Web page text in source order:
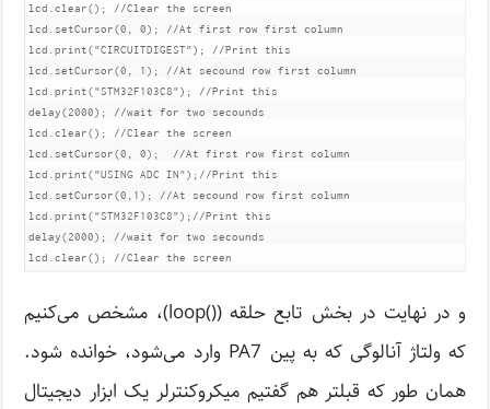
lcd.clear(); //Clear the screen
lcd.setCursor(0, 0); //At first row first column
lcd.print("CIRCUITDIGEST"); //Print this
lcd.setCursor(0, 1); //At secound row first column
lcd.print("STM32F103C8"); //Print this
delay(2000); //wait for two secounds
lcd.clear(); //Clear the screen
lcd.setCursor(0, 0);  //At first row first column
lcd.print("USING ADC IN");//Print this
lcd.setCursor(0,1); //At secound row first column
lcd.print("STM32F103C8");//Print this
delay(2000); //wait for two secounds
lcd.clear(); //Clear the screen
و در نهایت در بخش تابع حلقه‌ (()loop)، مشخص می‌کنیم
که ولتاژ آنالوگی که به پین PA7 وارد می‌شود، خوانده شود.
همان طور که قبلتر هم گفتیم میکروکنترلر یک ابزار دیجیتال